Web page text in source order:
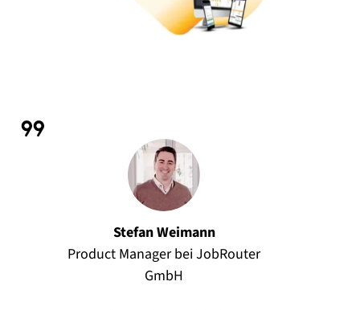
Stefan Weimann
Product Manager bei JobRouter
GmbH